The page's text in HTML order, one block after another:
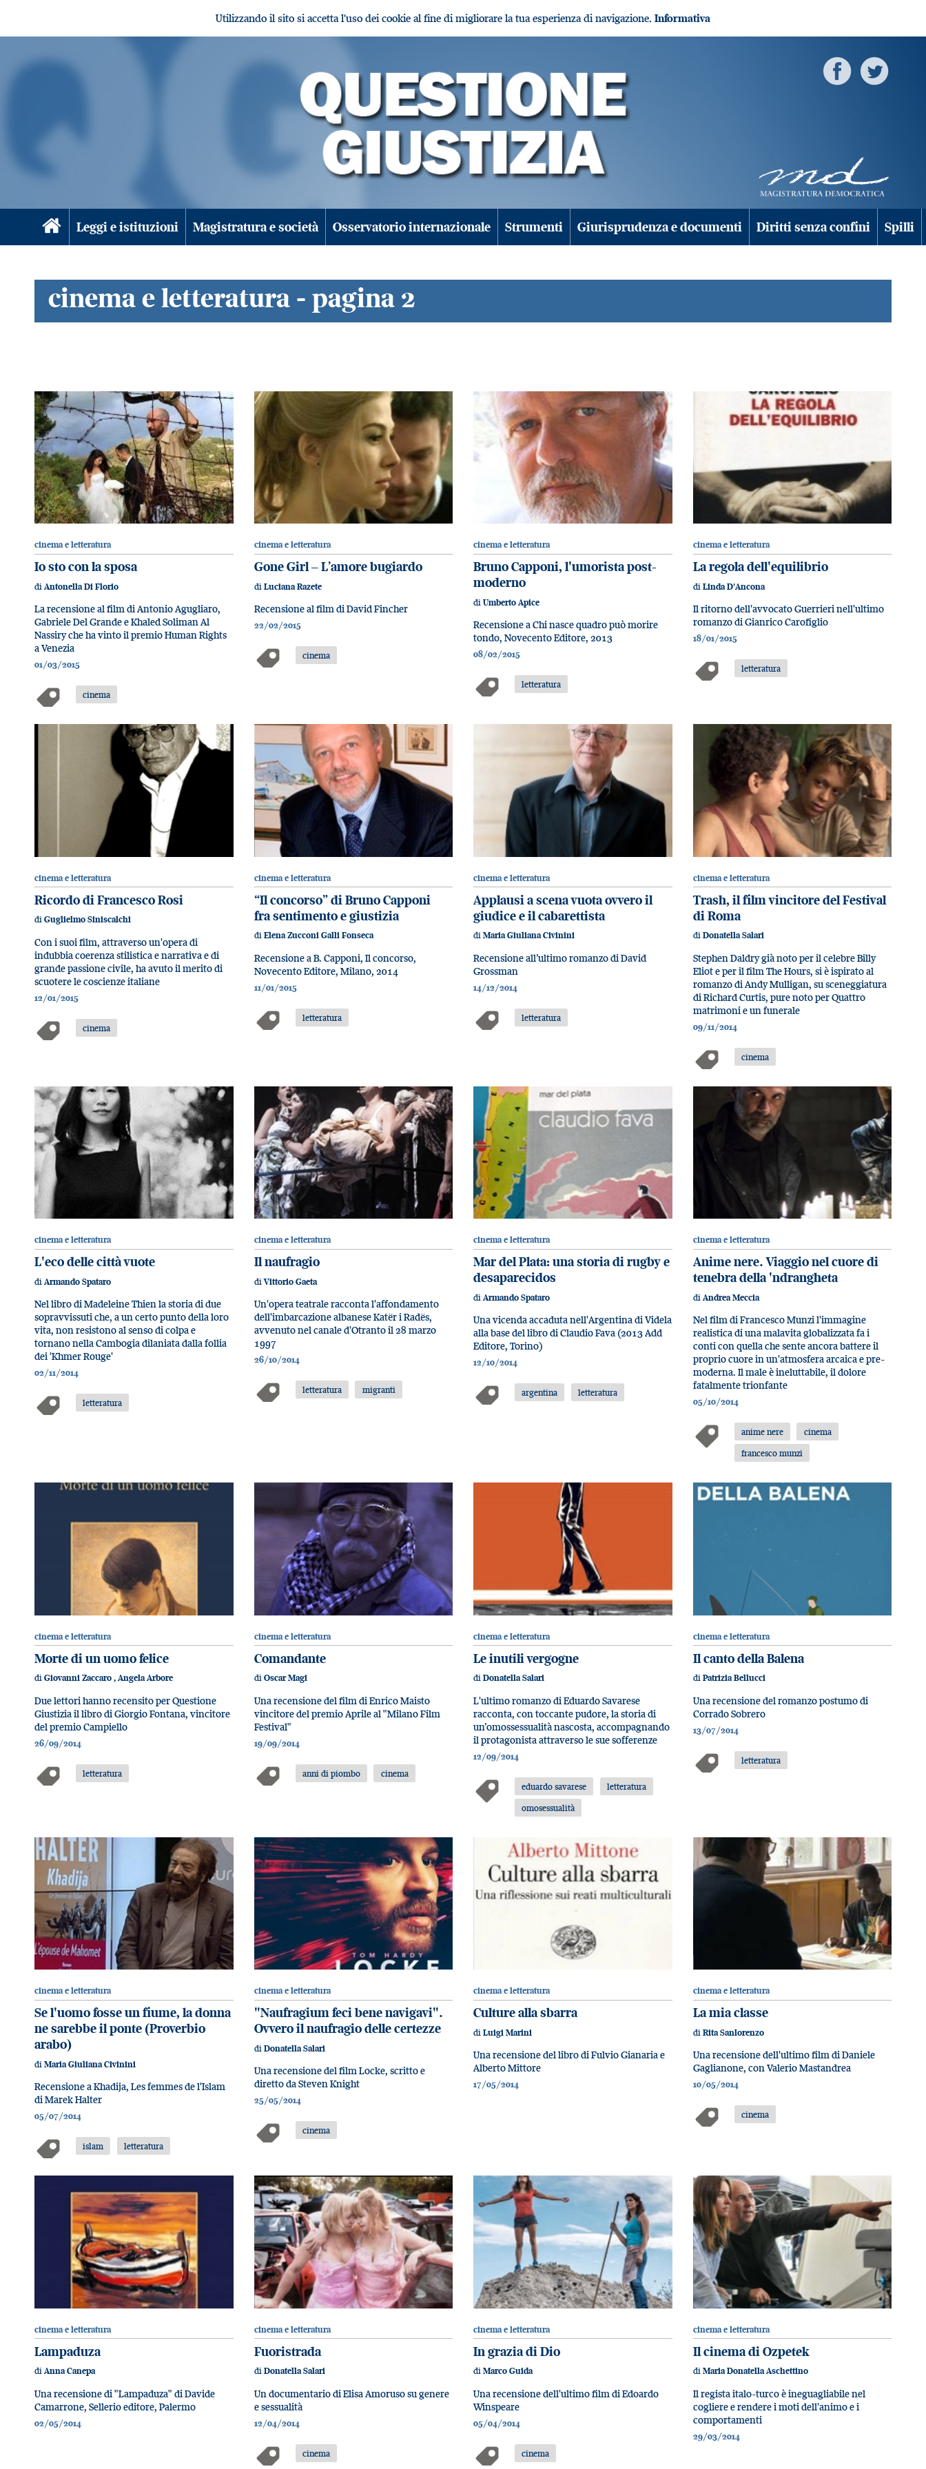
Utilizzando il sito si accetta l'uso dei cookie al fine di migliorare la tua esperienza di navigazione. Informativa
Leggi e istituzioni Magistratura e società Osservatorio internazionale Strumenti Giurisprudenza e documenti Diritti senza confini Spilli
cinema e letteratura - pagina 2
cinema e letteratura
Io sto con la sposa
di Antonella Di Florio
La recensione al film di Antonio Agugliaro,
Gabriele Del Grande e Khaled Soliman Al
Nassiry che ha vinto il premio Human Rights
a Venezia
01/03/2015
cinema
cinema e letteratura
Gone Girl – L’amore bugiardo
di Luciana Razete
Recensione al film di David Fincher
22/02/2015
cinema
cinema e letteratura
Bruno Capponi, l'umorista post-
moderno
di Umberto Apice
Recensione a Chi nasce quadro può morire
tondo, Novecento Editore, 2013
08/02/2015
letteratura
cinema e letteratura
La regola dell'equilibrio
di Linda D'Ancona
Il ritorno dell'avvocato Guerrieri nell'ultimo
romanzo di Gianrico Carofiglio
18/01/2015
letteratura
cinema e letteratura
Ricordo di Francesco Rosi
di Guglielmo Siniscalchi
Con i suoi film, attraverso un'opera di
indubbia coerenza stilistica e narrativa e di
grande passione civile, ha avuto il merito di
scuotere le coscienze italiane
12/01/2015
cinema
cinema e letteratura
“Il concorso” di Bruno Capponi
fra sentimento e giustizia
di Elena Zucconi Galli Fonseca
Recensione a B. Capponi, Il concorso,
Novecento Editore, Milano, 2014
11/01/2015
letteratura
cinema e letteratura
Applausi a scena vuota ovvero il
giudice e il cabarettista
di Maria Giuliana Civinini
Recensione all’ultimo romanzo di David
Grossman
14/12/2014
letteratura
cinema e letteratura
Trash, il film vincitore del Festival
di Roma
di Donatella Salari
Stephen Daldry già noto per il celebre Billy
Eliot e per il film The Hours, si è ispirato al
romanzo di Andy Mulligan, su sceneggiatura
di Richard Curtis, pure noto per Quattro
matrimoni e un funerale
09/11/2014
cinema
cinema e letteratura
L'eco delle città vuote
di Armando Spataro
Nel libro di Madeleine Thien la storia di due
sopravvissuti che, a un certo punto della loro
vita, non resistono al senso di colpa e
tornano nella Cambogia dilaniata dalla follia
dei 'Khmer Rouge'
02/11/2014
letteratura
cinema e letteratura
Il naufragio
diVittorio Gaeta
Un'opera teatrale racconta l'affondamento
dell'imbarcazione albanese Katër i Radës,
avvenuto nel canale d'Otranto il 28 marzo
1997
26/10/2014
letteratura migranti
cinema e letteratura
Mar del Plata: una storia di rugby e
desaparecidos
di Armando Spataro
Una vicenda accaduta nell'Argentina di Videla
alla base del libro di Claudio Fava (2013 Add
Editore, Torino)
12/10/2014
argentina letteratura
cinema e letteratura
Anime nere. Viaggio nel cuore di
tenebra della 'ndrangheta
di Andrea Meccia
Nel film di Francesco Munzi l'immagine
realistica di una malavita globalizzata fa i
conti con quella che sente ancora battere il
proprio cuore in un'atmosfera arcaica e pre-
moderna. Il male è ineluttabile, il dolore
fatalmente trionfante
05/10/2014
anime nere
cinema
francesco munzi
cinema e letteratura
Morte di un uomo felice
di Giovanni Zaccaro , Angela Arbore
Due lettori hanno recensito per Questione
Giustizia il libro di Giorgio Fontana, vincitore
del premio Campiello
26/09/2014
letteratura
cinema e letteratura
Comandante
di Oscar Magi
Una recensione del film di Enrico Maisto
vincitore del premio Aprile al "Milano Film
Festival"
19/09/2014
anni di piombo cinema
cinema e letteratura
Le inutili vergogne
di Donatella Salari
L'ultimo romanzo di Eduardo Savarese
racconta, con toccante pudore, la storia di
un’omossessualità nascosta, accompagnando
il protagonista attraverso le sue sofferenze
12/09/2014
eduardo savarese
letteratura
omosessualità
cinema e letteratura
Il canto della Balena
di Patrizia Bellucci
Una recensione del romanzo postumo di
Corrado Sobrero
13/07/2014
letteratura
cinema e letteratura
Se l'uomo fosse un fiume, la donna
ne sarebbe il ponte (Proverbio
arabo)
di Maria Giuliana Civinini
Recensione a Khadija, Les femmes de l'Islam
di Marek Halter
05/07/2014
islam letteratura
cinema e letteratura
"Naufragium feci bene navigavi".
Ovvero il naufragio delle certezze
di Donatella Salari
Una recensione del film Locke, scritto e
diretto da Steven Knight
25/05/2014
cinema
cinema e letteratura
Culture alla sbarra
di Luigi Marini
Una recensione del libro di Fulvio Gianaria e
Alberto Mittore
17/05/2014
cinema e letteratura
La mia classe
di Rita Sanlorenzo
Una recensione dell'ultimo film di Daniele
Gaglianone, con Valerio Mastandrea
10/05/2014
cinema
cinema e letteratura
Lampaduza
di Anna Canepa
Una recensione di "Lampaduza" di Davide
Camarrone, Sellerio editore, Palermo
02/05/2014
cinema e letteratura
Fuoristrada
di Donatella Salari
Un documentario di Elisa Amoruso su genere
e sessualità
12/04/2014
cinema
cinema e letteratura
In grazia di Dio
di Marco Guida
Una recensione dell'ultimo film di Edoardo
Winspeare
05/04/2014
cinema
cinema e letteratura
Il cinema di Ozpetek
di Maria Donatella Aschettino
Il regista italo-turco è ineguagliabile nel
cogliere e rendere i moti dell'animo e i
comportamenti
29/03/2014